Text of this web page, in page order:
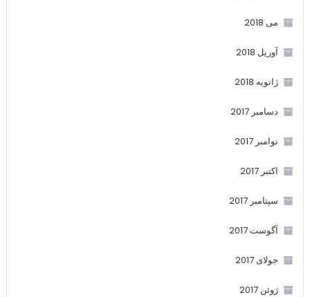
می 2018
آوریل 2018
ژانویه 2018
دسامبر 2017
نوامبر 2017
اکتبر 2017
سپتامبر 2017
آگوست 2017
جولای 2017
ژوئن 2017